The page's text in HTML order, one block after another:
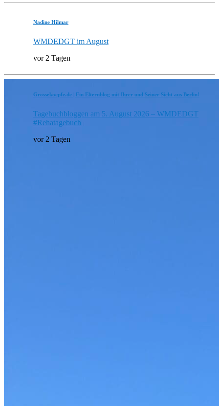
Nadine Hilmar
WMDEDGT im August
vor 2 Tagen
Grossekoepfe.de | Ein Elternblog mit Ihrer und Seiner Sicht aus Berlin!
Tagebuchbloggen am 5. August 2026 – WMDEDGT
#Rehatagebuch
vor 2 Tagen